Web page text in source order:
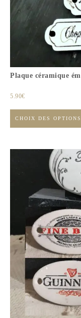
Plaque céramique
5.90€
CHOIX DES OPTIONS